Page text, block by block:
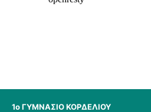
1ο ΓΥΜΝΑΣΙΟ ΚΟΡΔΕΛΙΟΥ